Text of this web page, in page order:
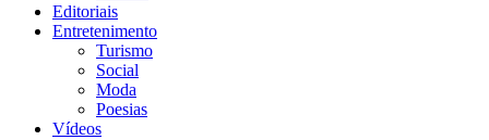
Editoriais
Entretenimento
Turismo
Social
Moda
Poesias
Vídeos